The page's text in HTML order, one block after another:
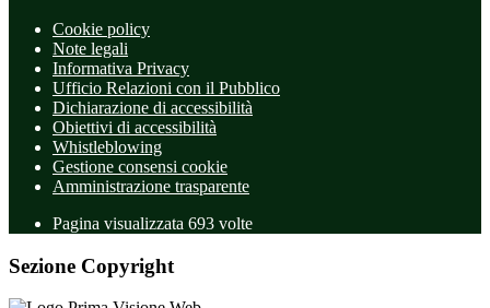
Cookie policy
Note legali
Informativa Privacy
Ufficio Relazioni con il Pubblico
Dichiarazione di accessibilità
Obiettivi di accessibilità
Whistleblowing
Gestione consensi cookie
Amministrazione trasparente
Pagina visualizzata 693 volte
Sezione Copyright